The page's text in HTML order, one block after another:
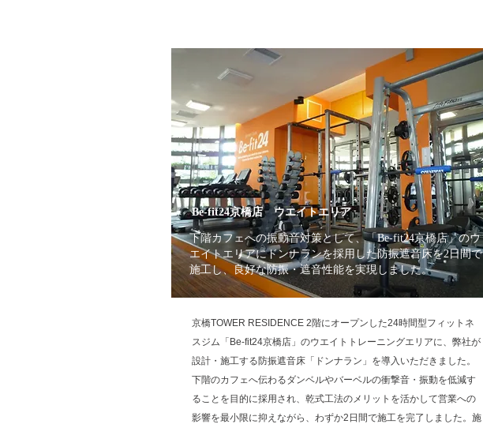
Be-fit24京橋店 ウエイトエリア
下階カフェへの振動音対策として、「Be-fit24京橋店」のウ
エイトエリアにドンナランを採用した防振遮音床を2日間で
施工し、良好な防振・遮音性能を実現しました。
京橋TOWER RESIDENCE 2階にオープンした24時間型フィットネ
スジム「Be-fit24京橋店」のウエイトトレーニングエリアに、弊社が
設計・施工する防振遮音床「ドンナラン」を導入いただきました。
下階のカフェへ伝わるダンベルやバーベルの衝撃音・振動を低減す
ることを目的に採用され、乾式工法のメリットを活かして営業への
影響を最小限に抑えながら、わずか2日間で施工を完了しました。施